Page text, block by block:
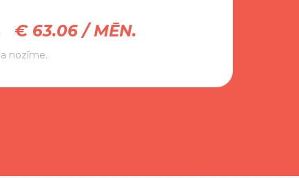
€ 63.06 / MĒN.
nozīme.